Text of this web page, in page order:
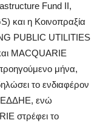
Fund II,
και η Κοινοπραξία
PUBLIC UTILITIES
MACQUARIE
μήνα,
το ενδιαφέρον
ΔΕΔΔΗΕ, ενώ
στρέφει το